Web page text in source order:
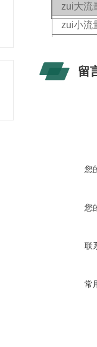
zui大流
zui小流
精 度
度
出
校准条
留
您
您
联
常